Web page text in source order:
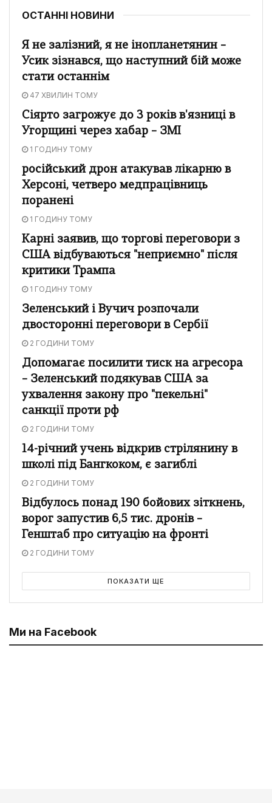
ОСТАННІ НОВИНИ
Я не залізний, я не інопланетянин –
Усик зізнався, що наступний бій може
стати останнім
47 ХВИЛИН ТОМУ
Сіярто загрожує до 3 років в'язниці в
Угорщині через хабар – ЗМІ
1 ГОДИНУ ТОМУ
російський дрон атакував лікарню в
Херсоні, четверо медпрацівниць
поранені
1 ГОДИНУ ТОМУ
Карні заявив, що торгові переговори з
США відбуваються "неприємно" після
критики Трампа
1 ГОДИНУ ТОМУ
Зеленський і Вучич розпочали
двосторонні переговори в Сербії
2 ГОДИНИ ТОМУ
Допомагає посилити тиск на агресора
– Зеленський подякував США за
ухвалення закону про "пекельні"
санкції проти рф
2 ГОДИНИ ТОМУ
14-річний учень відкрив стрілянину в
школі під Бангкоком, є загиблі
2 ГОДИНИ ТОМУ
Відбулось понад 190 бойових зіткнень,
ворог запустив 6,5 тис. дронів –
Генштаб про ситуацію на фронті
2 ГОДИНИ ТОМУ
ПОКАЗАТИ ЩЕ
Ми на Facebook